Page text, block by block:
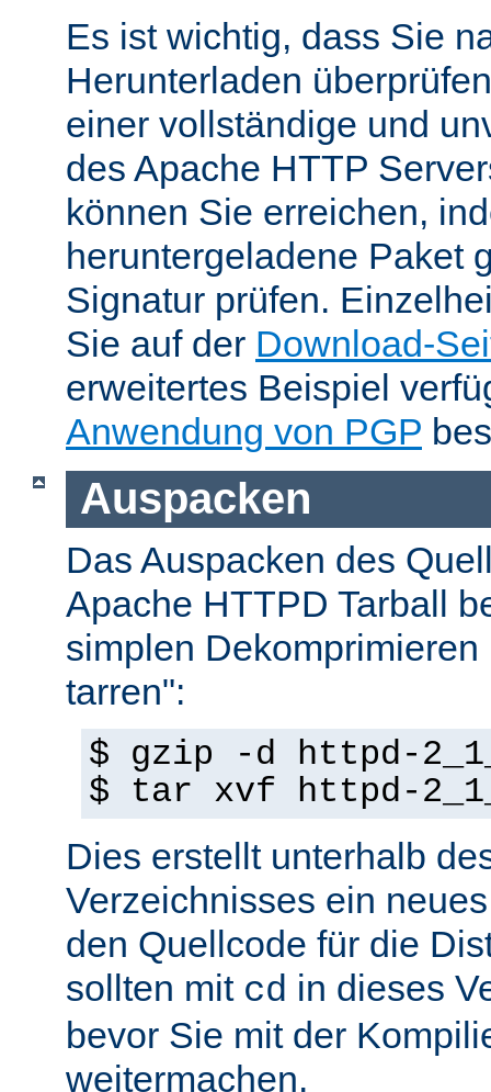
Es ist wichtig, dass Sie
Herunterladen
einer vollständige und
des Apache HTTP
können Sie erreichen,
heruntergeladene Paket
Signatur prüfen.
Sie auf der Download-
erweitertes Beispiel
Anwendung von PGP
Auspacken
Das Auspacken des
Apache HTTPD Tarball
simplen
tarren":
$ gzip -d httpd-
$ tar xvf httpd-
Dies erstellt unterhalb
Verzeichnisses ein
den Quellcode für die
sollten mit cd in dieses
bevor Sie mit der
weitermachen.